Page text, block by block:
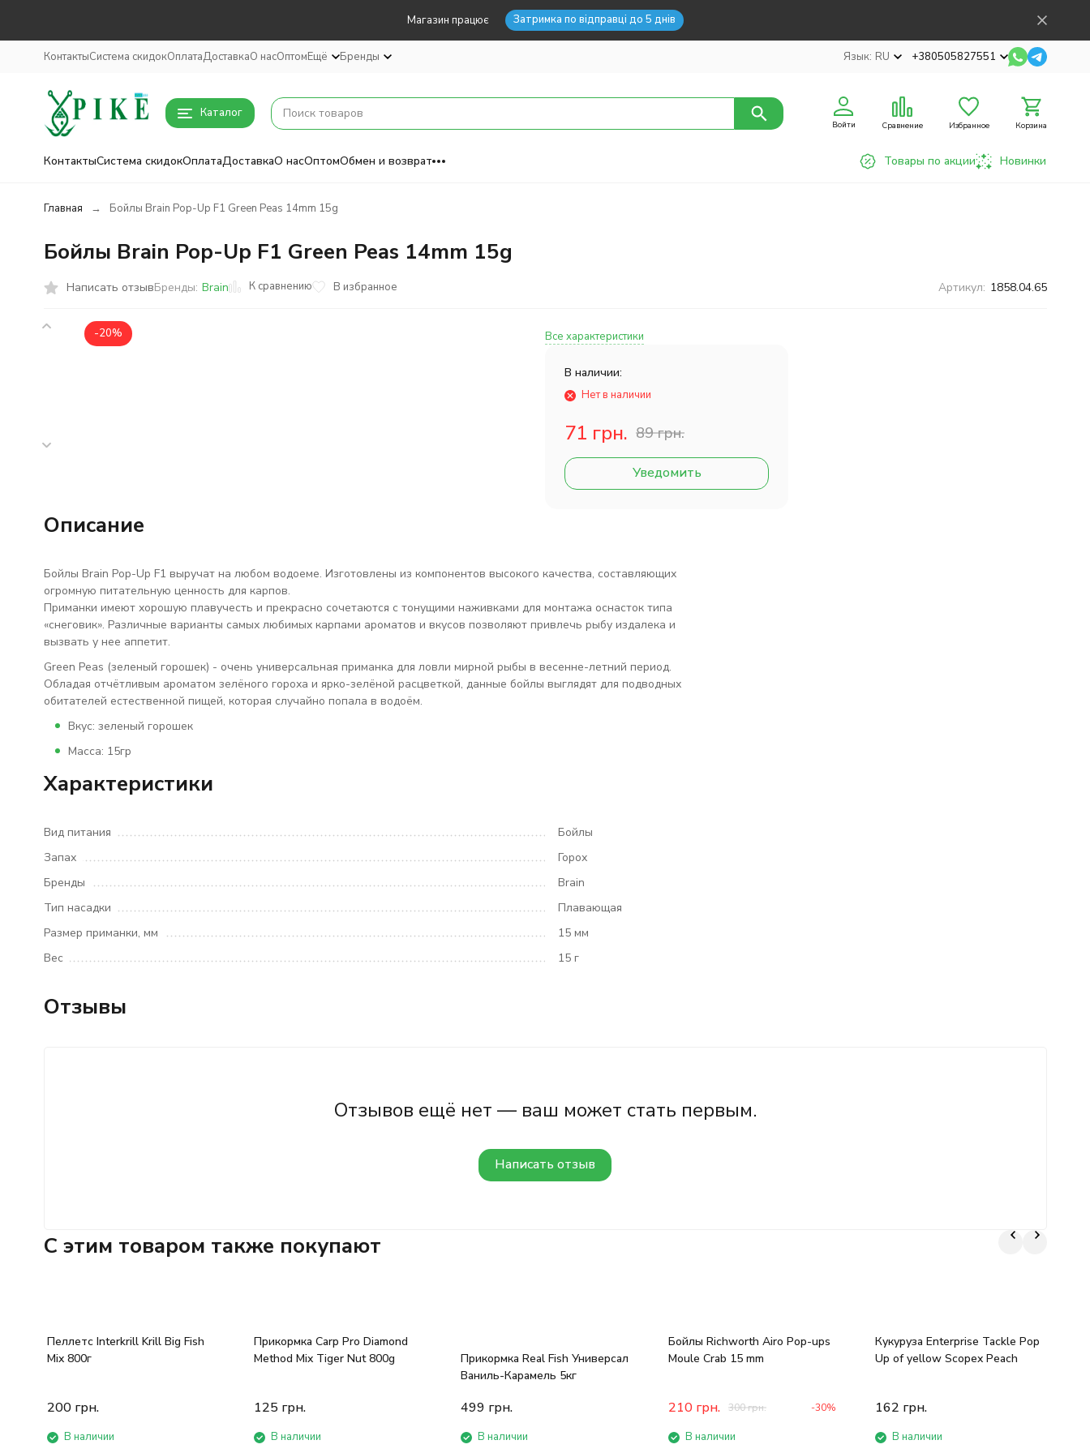
Магазин працює Затримка по відправці до 5 днів
КонтактыСистема скидокОплатаДоставкаО насОптомЕщё Бренды Язык: RU +380505827551
Каталог
Войти Сравнение Избранное Корзина
КонтактыСистема скидокОплатаДоставкаО насОптомОбмен и возврат Товары по акции Новинки
Главная Бойлы Brain Pop-Up F1 Green Peas 14mm 15g
Бойлы Brain Pop-Up F1 Green Peas 14mm 15g
Написать отзывБренды: Brain К сравнению В избранное Артикул: 1858.04.65
-20% Все характеристики
В наличии:
Нет в наличии
71 грн. 89 грн.
Уведомить
Описание
Бойлы Brain Pop-Up F1 выручат на любом водоеме. Изготовлены из компонентов высокого качества, составляющих
огромную питательную ценность для карпов.
Приманки имеют хорошую плавучесть и прекрасно сочетаются с тонущими наживками для монтажа оснасток типа
«снеговик». Различные варианты самых любимых карпами ароматов и вкусов позволяют привлечь рыбу издалека и
вызвать у нее аппетит.
Green Peas (зеленый горошек) - очень универсальная приманка для ловли мирной рыбы в весенне-летний период.
Обладая отчётливым ароматом зелёного гороха и ярко-зелёной расцветкой, данные бойлы выглядят для подводных
обитателей естественной пищей, которая случайно попала в водоём.
Вкус: зеленый горошек
Масса: 15гр
Характеристики
Вид питания
Бойлы
Запах
Горох
Бренды
Brain
Тип насадки
Плавающая
Размер приманки, мм
15 мм
Вес
15 г
Отзывы
Отзывов ещё нет — ваш может стать первым.
Написать отзыв
C этим товаром также покупают
Пеллетс Interkrill Krill Big Fish
Mix 800г
200 грн.
В наличии
Прикормка Carp Pro Diamond
Method Mix Tiger Nut 800g
125 грн.
В наличии
Прикормка Real Fish Универсал
Ваниль-Карамель 5кг
499 грн.
В наличии
Бойлы Richworth Airo Pop-ups
Moule Crab 15 mm
210 грн. 300грн. -30%
В наличии
Кукуруза Enterprise Tackle Pор
Uр of yellow Scopex Peach
162 грн.
В наличии